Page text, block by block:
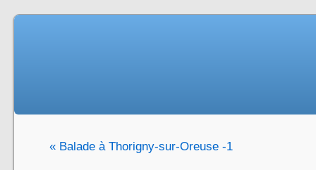
« Balade à Thorigny-sur-Oreuse -1